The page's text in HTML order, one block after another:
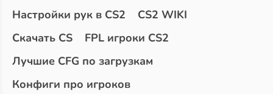
Настройки рук в CS2
CS2 WIKI
Скачать CS
FPL игроки CS2
Лучшие CFG по загрузкам
Конфиги про игроков